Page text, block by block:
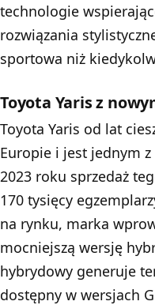
technologie
rozwiązania
sportowa niż
Toyota Yaris z
Toyota Yaris od lat
Europie i jest jednym
2023 roku sprzedaż
170 tysięcy
na rynku, marka
mocniejszą wersję
hybrydowy generuje
dostępny w wersjach